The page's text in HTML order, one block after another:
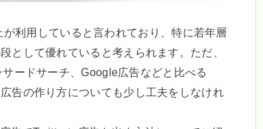
利用していると言われており、特に若年層
として優れていると考えられます。ただ、
ードサーチ、Google広告などと比べる
告の作り方についても少し工夫をしなけれ